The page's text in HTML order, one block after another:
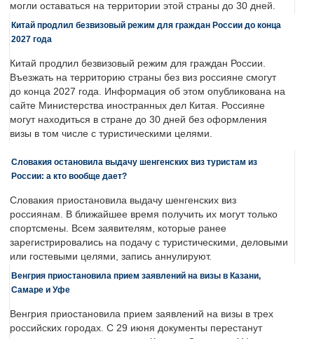
могли оставаться на территории этой страны до 30 дней.
Китай продлил безвизовый режим для граждан России до конца
2027 года
Китай продлил безвизовый режим для граждан России.
Въезжать на территорию страны без виз россияне смогут
до конца 2027 года. Информация об этом опубликована на
сайте Министерства иностранных дел Китая. Россияне
могут находиться в стране до 30 дней без оформления
визы в том числе с туристическими целями.
Словакия остановила выдачу шенгенских виз туристам из
России: а кто вообще дает?
Словакия приостановила выдачу шенгенских виз
россиянам. В ближайшее время получить их могут только
спортсмены. Всем заявителям, которые ранее
зарегистрировались на подачу с туристическими, деловыми
или гостевыми целями, запись аннулируют.
Венгрия приостановила прием заявлений на визы в Казани,
Самаре и Уфе
Венгрия приостановила прием заявлений на визы в трех
российских городах. С 29 июня документы перестанут